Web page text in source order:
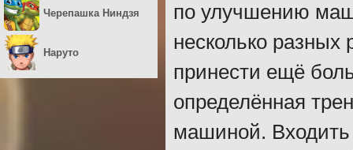
по улучшению
несколько
принести ещё
определённая
машиной. Входить
Черепашка Ниндзя
Наруто